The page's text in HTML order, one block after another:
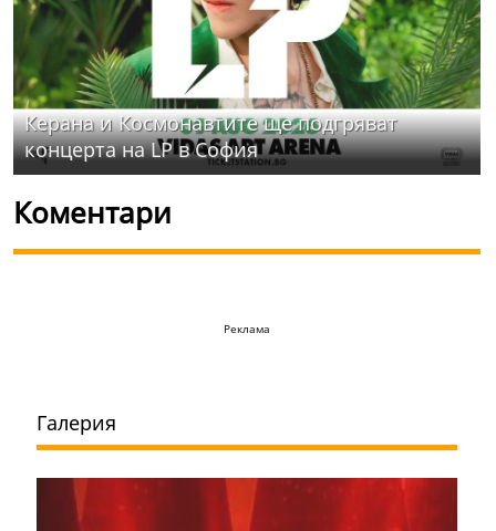
Керана и Космонавтите ще подгряват
концерта на LP в София
Коментари
Реклама
Галерия